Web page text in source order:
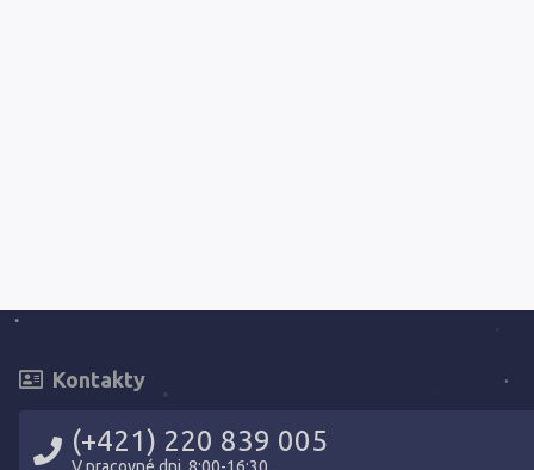
Kontakty
(+421) 220 839 005